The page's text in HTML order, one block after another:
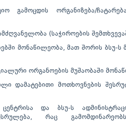
ორგანიზება/
(საჭიროების
მონაწილეობა, მათ შორის ბსუ-ს
ორგანოების მუშაობაში
დამატებითი მოთხოვნების
და ბსუ-ს
რაც